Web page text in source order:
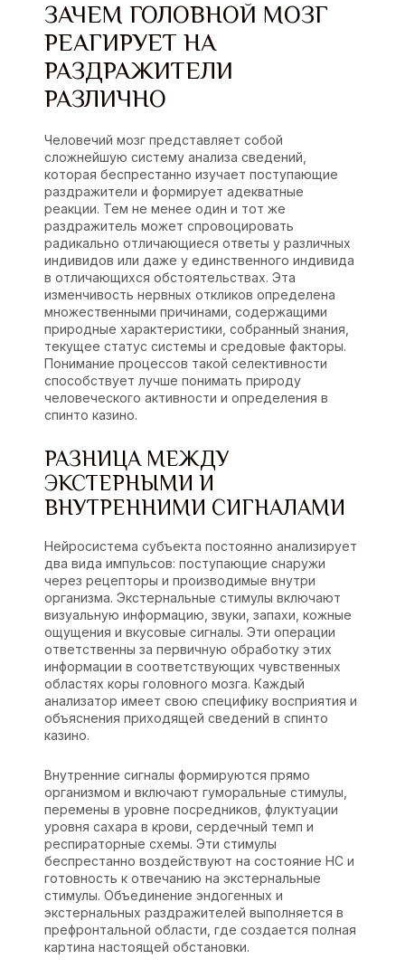
ЗАЧЕМ ГОЛОВНОЙ МОЗГ
РЕАГИРУЕТ НА
РАЗДРАЖИТЕЛИ
РАЗЛИЧНО
Человечий мозг представляет собой
сложнейшую систему анализа сведений,
которая беспрестанно изучает поступающие
раздражители и формирует адекватные
реакции. Тем не менее один и тот же
раздражитель может спровоцировать
радикально отличающиеся ответы у различных
индивидов или даже у единственного индивида
в отличающихся обстоятельствах. Эта
изменчивость нервных откликов определена
множественными причинами, содержащими
природные характеристики, собранный знания,
текущее статус системы и средовые факторы.
Понимание процессов такой селективности
способствует лучше понимать природу
человеческого активности и определения в
спинто казино.
РАЗНИЦА МЕЖДУ
ЭКСТЕРНЫМИ И
ВНУТРЕННИМИ СИГНАЛАМИ
Нейросистема субъекта постоянно анализирует
два вида импульсов: поступающие снаружи
через рецепторы и производимые внутри
организма. Экстернальные стимулы включают
визуальную информацию, звуки, запахи, кожные
ощущения и вкусовые сигналы. Эти операции
ответственны за первичную обработку этих
информации в соответствующих чувственных
областях коры головного мозга. Каждый
анализатор имеет свою специфику восприятия и
объяснения приходящей сведений в спинто
казино.
Внутренние сигналы формируются прямо
организмом и включают гуморальные стимулы,
перемены в уровне посредников, флуктуации
уровня сахара в крови, сердечный темп и
респираторные схемы. Эти стимулы
беспрестанно воздействуют на состояние НС и
готовность к отвечанию на экстернальные
стимулы. Объединение эндогенных и
экстернальных раздражителей выполняется в
префронтальной области, где создается полная
картина настоящей обстановки.